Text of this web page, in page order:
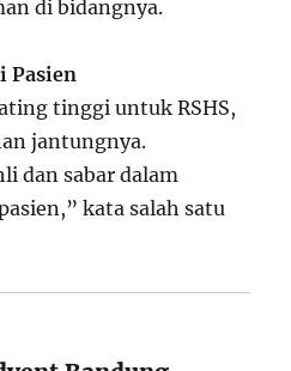
di bidangnya.
Pasien
tinggi untuk RSHS,
jantungnya.
dan sabar dalam
kata salah satu